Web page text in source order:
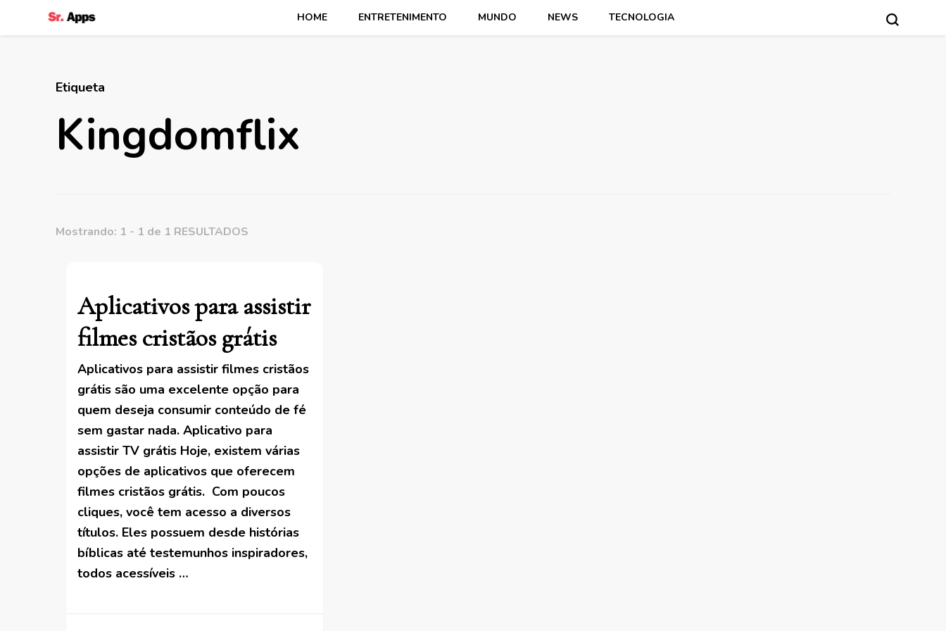
HOME ENTRETENIMENTO MUNDO NEWS TECNOLOGIA
Etiqueta
Kingdomflix
Mostrando: 1 - 1 de 1 RESULTADOS
Aplicativos para assistir
filmes cristãos grátis
Aplicativos para assistir filmes cristãos
grátis são uma excelente opção para
quem deseja consumir conteúdo de fé
sem gastar nada. Aplicativo para
assistir TV grátis Hoje, existem várias
opções de aplicativos que oferecem
filmes cristãos grátis. Com poucos
cliques, você tem acesso a diversos
títulos. Eles possuem desde histórias
bíblicas até testemunhos inspiradores,
todos acessíveis …